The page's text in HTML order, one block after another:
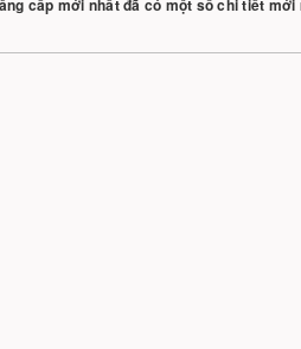
cấp mới nhất đã có một số chi tiết